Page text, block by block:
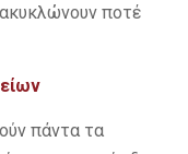
ποτέ
πάντα τα